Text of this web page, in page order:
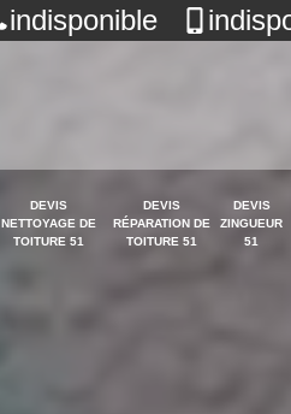
indisponible
DEVIS
NETTOYAGE DE
TOITURE 51
DEVIS
RÉPARATION DE
TOITURE 51
DEVIS
ZINGUEUR
51